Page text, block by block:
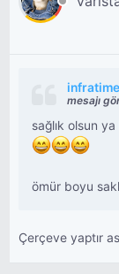
infratime
mesajı
sağlık olsun
ömür boyu
Çerçeve yaptır